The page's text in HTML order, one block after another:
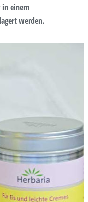
in einem
werden.